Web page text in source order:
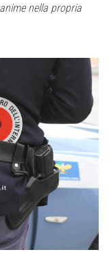
nella propria